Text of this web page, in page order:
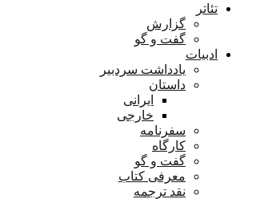
تئاتر
گزارش
گفت و گو
ادبیات
یادداشت سردبیر
داستان
ایرانی
خارجی
سفرنامه
کارگاه
گفت و گو
معرفی کتاب
نقد ترجمه